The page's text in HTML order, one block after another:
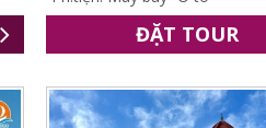
ĐẶT TOUR